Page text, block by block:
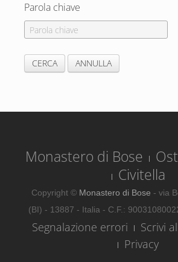
Parola chiave
Monastero di Bose
Civitella
Copyright © Monastero di Bose - via
(BI) - 13887 - Italia - C.F.:
Segnalazione errori
Scrivi
Privacy